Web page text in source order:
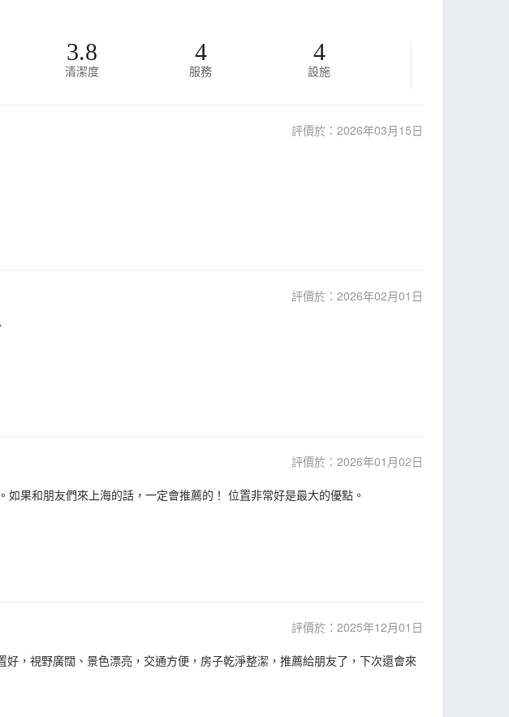
3.8
清潔度
4
服務
4
設施
評價於：2026年03月15日
評價於：2026年02月01日
評價於：2026年01月02日
果和朋友們來上海的話，一定會推薦的！ 位置非常好是最大的優點。
評價於：2025年12月01日
，視野廣闊、景色漂亮，交通方便，房子乾淨整潔，推薦給朋友了，下次還會來